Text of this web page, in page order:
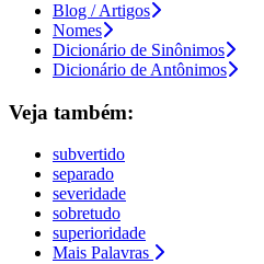
Blog / Artigos
Nomes
Dicionário de Sinônimos
Dicionário de Antônimos
Veja também:
subvertido
separado
severidade
sobretudo
superioridade
Mais Palavras